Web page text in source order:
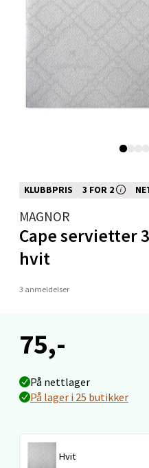
KLUBBPRIS 3 FOR 2
Denne varen inngår i vår 3 for 2
MAGNOR
Cape servietter
hvit
3 anmeldelser
75,-
På nettlager
På lager i 25 butikker
Hvit
Oppdal -
Aunasenteret,
Åpent i dag 10-18
Orkanger -
Thon Senter Orkanger,
Orkanger
Brodtkorbsgate 7, 1338
Åpent i dag 09-19